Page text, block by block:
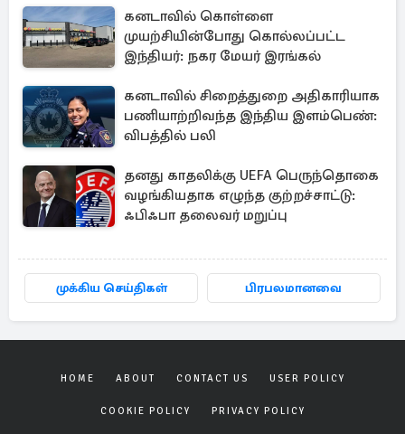
கனடாவில் கொள்ளை
முயற்சியின்போது கொல்லப்பட்ட
இந்தியர்: நகர மேயர் இரங்கல்
கனடாவில் சிறைத்துறை அதிகாரியாக
பணியாற்றிவந்த இந்திய இளம்பெண்:
விபத்தில் பலி
தனது காதலிக்கு UEFA பெருந்தொகை
வழங்கியதாக எழுந்த குற்றச்சாட்டு:
ஃபிஃபா தலைவர் மறுப்பு
முக்கிய செய்திகள் பிரபலமானவை
HOME ABOUT CONTACT US USER POLICY
COOKIE POLICY PRIVACY POLICY